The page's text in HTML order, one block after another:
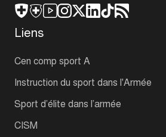
Liens
Cen comp sport A
Instruction du sport dans l'Armée
Sport d’élite dans l’armée
CISM